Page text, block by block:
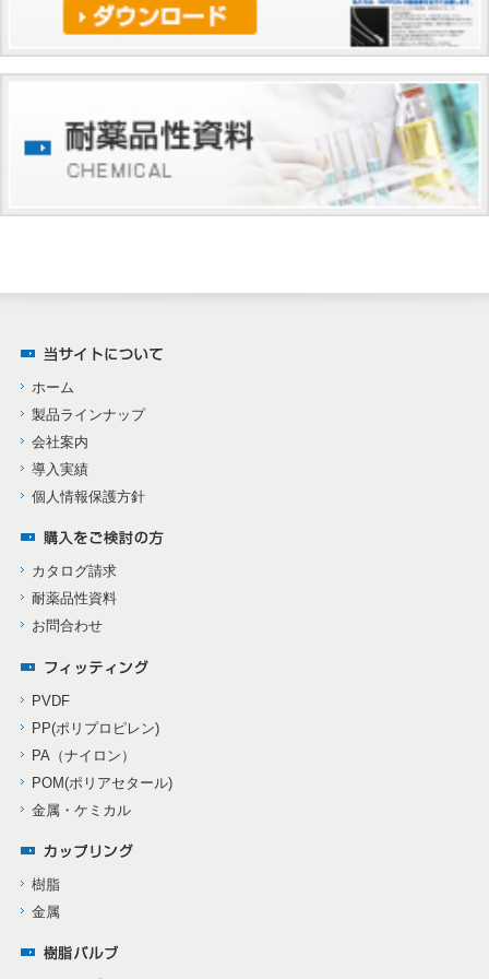
ホーム
製品ラインナップ
会社案内
導入実績
個人情報保護方針
カタログ請求
耐薬品性資料
お問合わせ
PVDF
PP(ポリプロピレン)
PA（ナイロン）
POM(ポリアセタール)
金属・ケミカル
樹脂
金属